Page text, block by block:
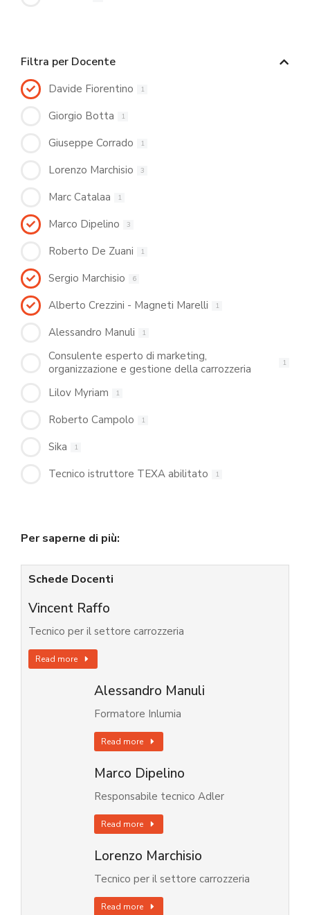
Filtra per Docente
Davide Fiorentino 1
Giorgio Botta 1
Giuseppe Corrado 1
Lorenzo Marchisio 3
Marc Catalaa 1
Marco Dipelino 3
Roberto De Zuani 1
Sergio Marchisio 6
Alberto Crezzini - Magneti Marelli 1
Alessandro Manuli 1
Consulente esperto di marketing,
organizzazione e gestione della carrozzeria
1
Lilov Myriam 1
Roberto Campolo 1
Sika 1
Tecnico istruttore TEXA abilitato 1
Per saperne di più:
Schede Docenti
Vincent Raffo
Tecnico per il settore carrozzeria
Read more
Alessandro Manuli
Formatore Inlumia
Read more
Marco Dipelino
Responsabile tecnico Adler
Read more
Lorenzo Marchisio
Tecnico per il settore carrozzeria
Read more